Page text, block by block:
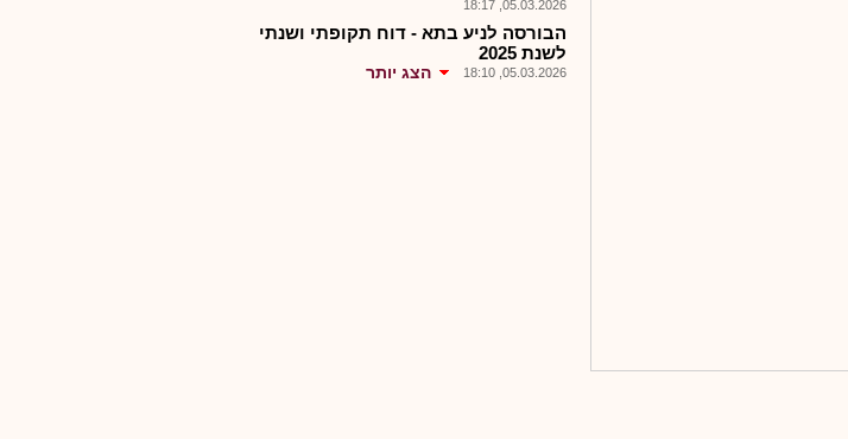
05.03.2026, 18:17
הבורסה לניע בתא - דוח תקופתי ושנתי
לשנת 2025
05.03.2026, 18:10 הצג יותר